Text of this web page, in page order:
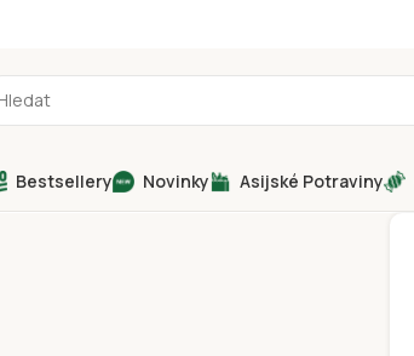
Bestsellery Novinky Asijské Potraviny